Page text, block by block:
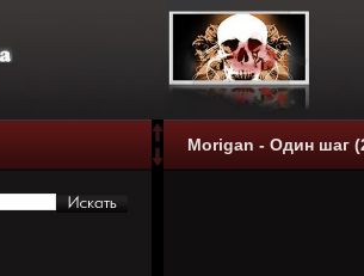
Morigan - Один шаг